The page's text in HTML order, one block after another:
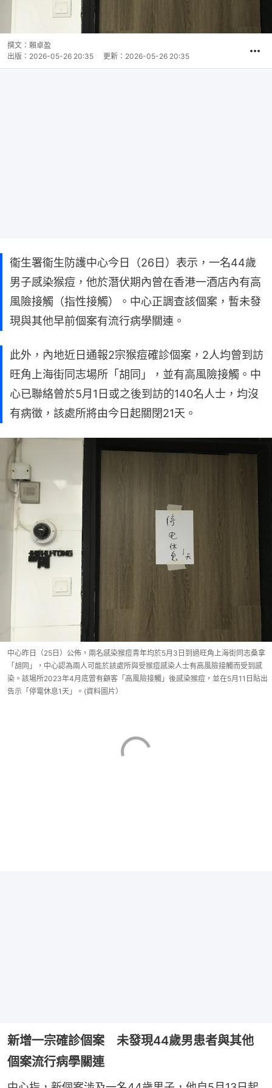
撰文： 賴卓盈
出版： 2026-05-26 20:35 更新： 2026-05-26 20:35
衞生署衞生防護中心今日（26日）表示，一名44歲
男子感染猴痘，他於潛伏期內曾在香港一酒店內有高
風險接觸（指性接觸）。中心正調查該個案，暫未發
現與其他早前個案有流行病學關連。
此外，內地近日通報2宗猴痘確診個案，2人均曾到訪
旺角上海街同志場所「胡同」，並有高風險接觸。中
心已聯絡曾於5月1日或之後到訪的140名人士，均沒
有病徵，該處所將由今日起關閉21天。
中心昨日（25日）公佈，兩名感染猴痘青年均於5月3日到過旺角上海街同志桑拿
「胡同」，中心認為兩人可能於該處所與受猴痘感染人士有高風險接觸而受到感
染。該場所2023年4月底曾有顧客「高風險接觸」後感染猴痘，並在5月11日貼出
告示「停電休息1天」。(資料圖片）
新增一宗確診個案 未發現44歲男患者與其他
個案流行病學關連